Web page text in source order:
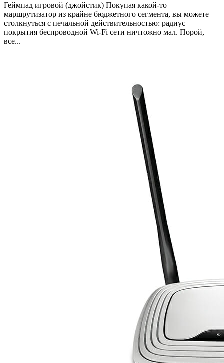
Геймпад игровой (джойстик) Покупая какой-то
маршрутизатор из крайне бюджетного сегмента, вы можете
столкнуться с печальной действительностью: радиус
покрытия беспроводной Wi-Fi сети ничтожно мал. Порой,
все...